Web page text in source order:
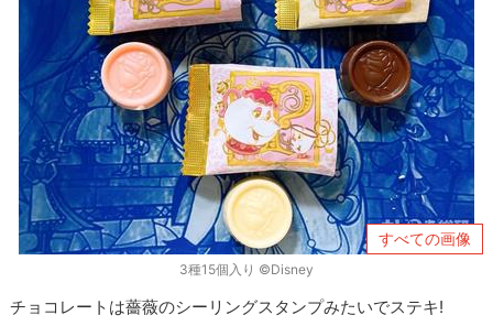
すべての画像
3種15個入り ©Disney
チョコレートは薔薇のシーリングスタンプみたいでステキ!